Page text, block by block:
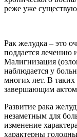
реже уже
Рак желудка – это
поддается лечению
Малигнизация
наблюдается у
многих лет. В таких
завершающим актом
Развитие рака
незаметным для
изменение
характерны